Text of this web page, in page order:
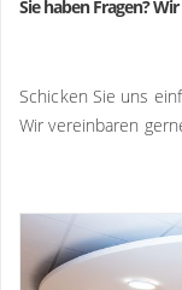
Sie haben Fragen?
Schicken Sie uns
Wir vereinbaren